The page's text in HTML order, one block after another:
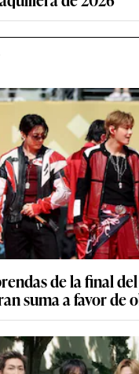
de la final
suma a favor de